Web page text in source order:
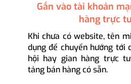
Gắn vào tài khoản
hàng trực
Khi chưa có website, tên
dụng để chuyển hướng tới
hội hay gian hàng trực
tảng bán hàng có sẵn.